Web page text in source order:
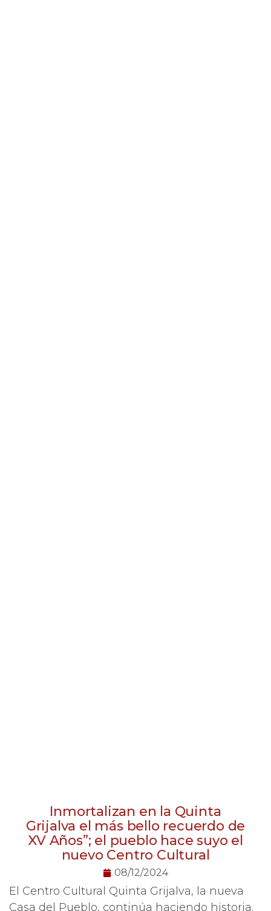
Inmortalizan en la Quinta
Grijalva el más bello recuerdo de
XV Años”; el pueblo hace suyo el
nuevo Centro Cultural
08/12/2024
El Centro Cultural Quinta Grijalva, la nueva
Casa del Pueblo, continúa haciendo historia.